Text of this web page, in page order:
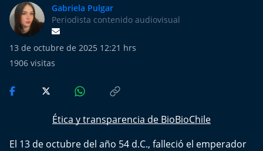
Realizadores
Retropop
Gabriela Pulgar
Periodista contenido audiovisual
13 de octubre de 2025 12:21 hrs
1906 visitas
Ética y transparencia de BioBioChile
El 13 de octubre del año 54 d.C., falleció el emperador